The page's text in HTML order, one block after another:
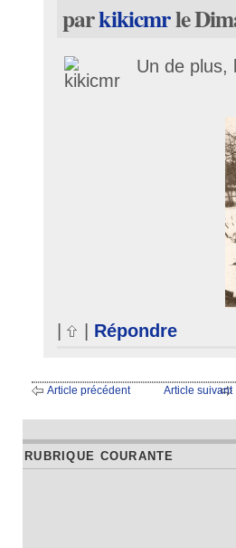
parkikicmrle
Un de plus,
Répondre
Article précédent Article suivant
RUBRIQUE COURANTE